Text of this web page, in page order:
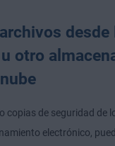
desde
otro
copias de seguridad de
electrónico,